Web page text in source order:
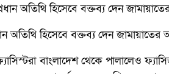
অতিথি হিসেবে বক্তব্য দেন
বাংলাদেশ থেকে পালালেও